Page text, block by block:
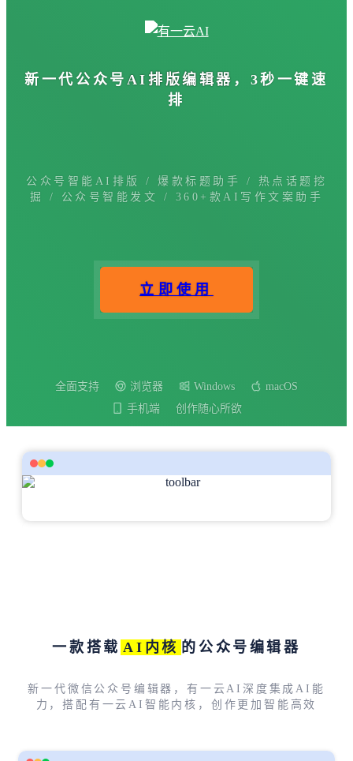
新一代公众号 AI排版编辑器 ，3秒一键速
排
公众号智能AI排版 / 爆款标题助手 / 热点话题挖
掘 / 公众号智能发文 / 360+款AI写作文案助手
立即使用
全面支持 浏览器 Windows
macOS
手机端
创作随心所欲
一款搭载 AI内核 的公众号编辑器
新一代微信公众号编辑器，有一云AI深度集成AI能
力，搭配有一云AI智能内核，创作更加智能高效